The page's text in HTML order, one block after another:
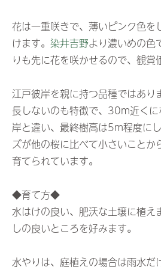
花は一重咲きで、薄いピンク色を
けます。 染井吉野より濃いめの色
りも先に花を咲かせるので、観賞
江戸彼岸を親に持つ品種ではあり
長しないのも特徴で、30m近く
岸と違い、最終樹高は5m程度に
ズが他の桜に比べて小さいことか
育てられています。
◆育て方◆
水はけの良い、肥沃な土壌に植え
しの良いところを好みます。
水やりは、庭植えの場合は雨水だ